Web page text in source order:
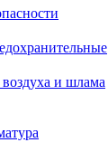
и шлама